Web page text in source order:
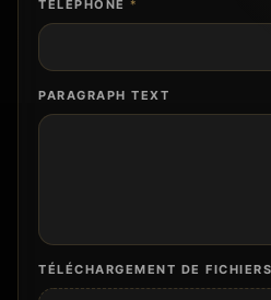
TÉLÉPHONE
PARAGRAPH TEXT
TÉLÉCHARGEMENT DE FICHIERS